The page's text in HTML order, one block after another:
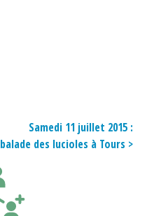
Samedi 11 juillet 2015 :
balade des lucioles à Tours >